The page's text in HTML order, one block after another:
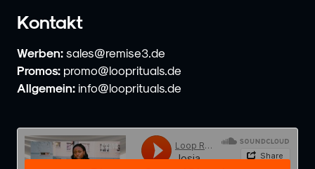
Kontakt
Werben: sales@remise3.de
Promos: promo@looprituals.de
Allgemein: info@looprituals.de